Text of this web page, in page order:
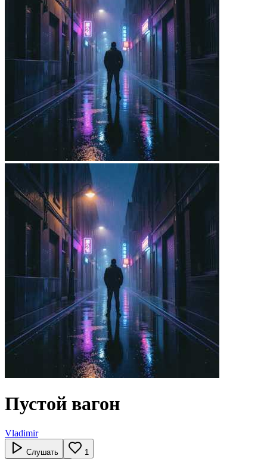
Пустой вагон
Vladimir
Слушать 1